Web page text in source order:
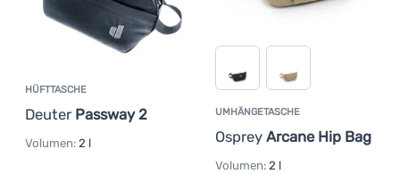
HÜFTTASCHE
Deuter Passway 2
Volumen: 2 l
UMHÄNGETASCHE
Osprey Arcane Hip Bag
Volumen: 2 l